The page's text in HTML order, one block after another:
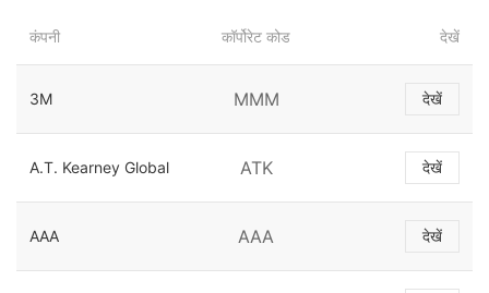
कंपनी कॉर्पोरेट कोड देखें
3M MMM देखें
A.T. Kearney Global ATK देखें
AAA AAA देखें